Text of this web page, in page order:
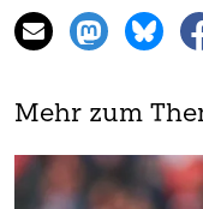
Mehr zum